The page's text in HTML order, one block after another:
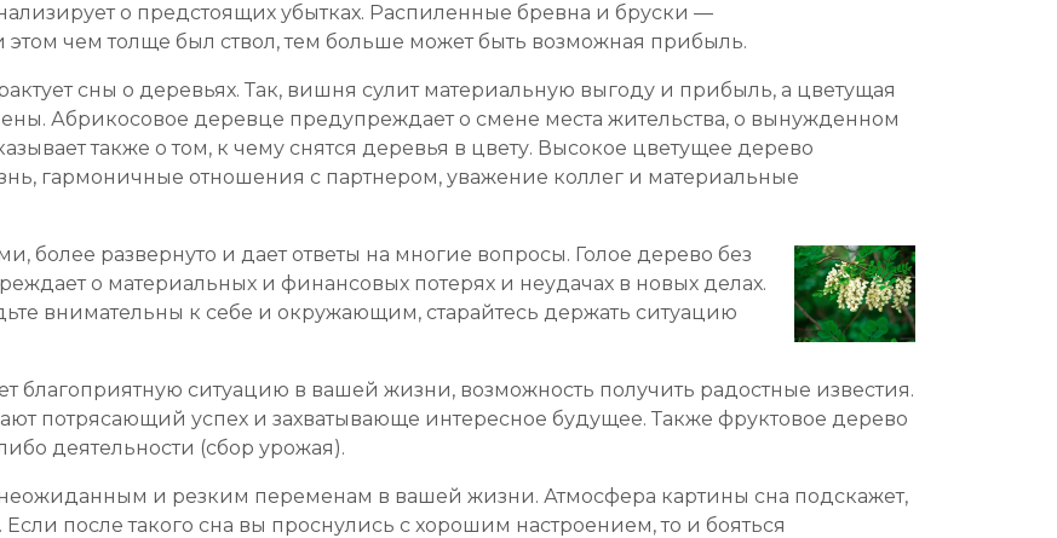
о предстоящих убытках. Распиленные бревна и бруски —
чем толще был ствол, тем больше может быть возможная прибыль.
сны о деревьях. Так, вишня сулит материальную выгоду и прибыль, а цветущая
Абрикосовое деревце предупреждает о смене места жительства, о вынужденном
также о том, к чему снятся деревья в цвету. Высокое цветущее дерево
гармоничные отношения с партнером, уважение коллег и материальные
более развернуто и дает ответы на многие вопросы. Голое дерево без
о материальных и финансовых потерях и неудачах в новых делах.
внимательны к себе и окружающим, старайтесь держать ситуацию
благоприятную ситуацию в вашей жизни, возможность получить радостные известия.
потрясающий успех и захватывающе интересное будущее. Также фруктовое дерево
деятельности (сбор урожая).
и резким переменам в вашей жизни. Атмосфера картины сна подскажет,
после такого сна вы проснулись с хорошим настроением, то и бояться